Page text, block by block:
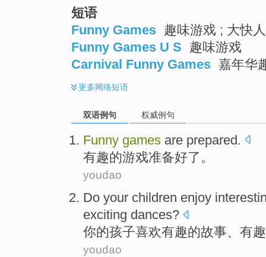
短语
Funny Games 趣味游戏 ; 大快
Funny Games U S 趣味游戏
Carnival Funny Games 嘉年华
更多网络短语
双语例句 权威例句
Funny games are prepared.
有趣的游戏准备好了。
youdao
Do your children enjoy
exciting dances?
你的孩子喜欢有趣的故事、 有趣
youdao